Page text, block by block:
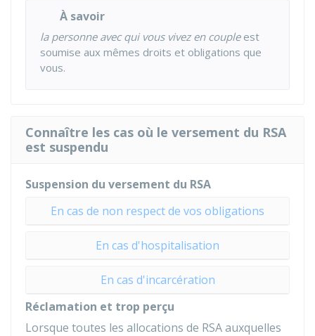
À savoir
la personne avec qui vous vivez en coupleest
soumise aux mêmes droits et obligations que
vous.
Connaître les cas où le versement du RSA
est suspendu
Suspension du versement du RSA
En cas de non respect de vos obligations
En cas d'hospitalisation
En cas d'incarcération
Réclamation et trop perçu
Lorsque toutes les allocations de RSA auxquelles